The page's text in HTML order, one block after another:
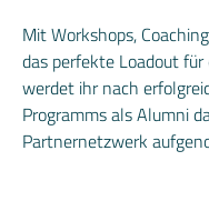
Mit Workshops,
das perfekte Loadout
werdet ihr nach
Programms als Alumni
Partnernetzwerk